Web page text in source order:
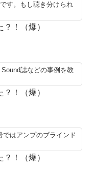
す。もし聴き分けられ
！（爆）
誌などの事例を教
！（爆）
はアンプのブラインド
！（爆）